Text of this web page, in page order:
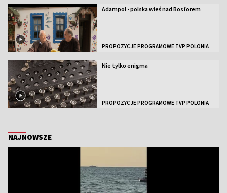
Adampol - polska wieś nad Bosforem
PROPOZYCJE PROGRAMOWE TVP POLONIA
Nie tylko enigma
PROPOZYCJE PROGRAMOWE TVP POLONIA
NAJNOWSZE